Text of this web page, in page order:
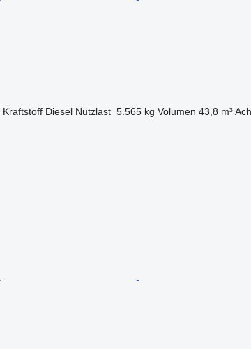
Kraftstoff Diesel Nutzlast 5.565 kg Volumen 43,8 m³